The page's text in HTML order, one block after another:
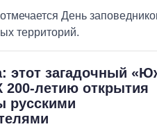
День
территорий.
этот загадочный
200-летию открытия
русскими